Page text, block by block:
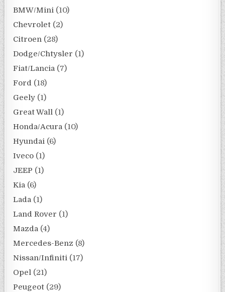
BMW/Mini (10)
Chevrolet (2)
Citroen (28)
Dodge/Chtysler (1)
Fiat/Lancia (7)
Ford (18)
Geely (1)
Great Wall (1)
Honda/Acura (10)
Hyundai (6)
Iveco (1)
JEEP (1)
Kia (6)
Lada (1)
Land Rover (1)
Mazda (4)
Mercedes-Benz (8)
Nissan/Infiniti (17)
Opel (21)
Peugeot (29)